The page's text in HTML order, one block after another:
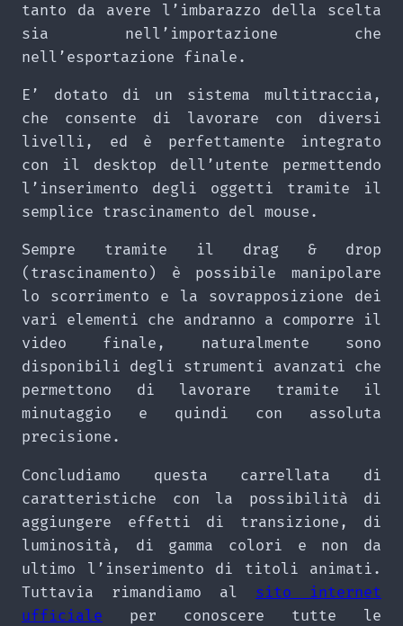
tanto da avere l’imbarazzo della scelta
sia nell’importazione che
nell’esportazione finale.
E’ dotato di un sistema multitraccia,
che consente di lavorare con diversi
livelli, ed è perfettamente integrato
con il desktop dell’utente permettendo
l’inserimento degli oggetti tramite il
semplice trascinamento del mouse.
Sempre tramite il drag & drop
(trascinamento) è possibile manipolare
lo scorrimento e la sovrapposizione dei
vari elementi che andranno a comporre il
video finale, naturalmente sono
disponibili degli strumenti avanzati che
permettono di lavorare tramite il
minutaggio e quindi con assoluta
precisione.
Concludiamo questa carrellata di
caratteristiche con la possibilità di
aggiungere effetti di transizione, di
luminosità, di gamma colori e non da
ultimo l’inserimento di titoli animati.
Tuttavia rimandiamo al sito internet
ufficiale per conoscere tutte le